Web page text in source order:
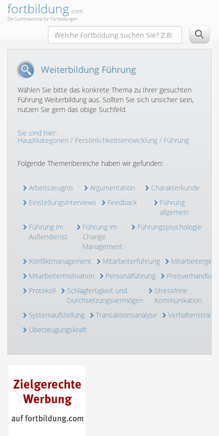
fortbildung.com
Die Suchmaschine für Fortbildungen
Weiterbildung Führung
Wählen Sie bitte das konkrete Thema zu Ihrer gesuchten
Führung Weiterbildung aus. Sollten Sie sich unsicher sein,
nutzen Sie gern das obige Suchfeld.
Sie sind hier:
Hauptkategorien / Persönlichkeitsentwicklung / Führung
Folgende Themenbereiche haben wir gefunden:
Arbeitszeugnis Argumentation
Charakterkunde
Einstellungsinterviews
Feedback
Führung
allgemein
Führung im
Außendienst
Führung im
Change
Management
Führungspsychologie
Konfliktmanagement Mitarbeiterführung
Mitarbeitermotivation
Personalführung
Preisverhandlung
Protokoll
Schlagfertigkeit und
Durchsetzungsvermögen
Stressfreie
Kommunikation
Systemaufstellung
Transaktionsanalyse
Überzeugungskraft